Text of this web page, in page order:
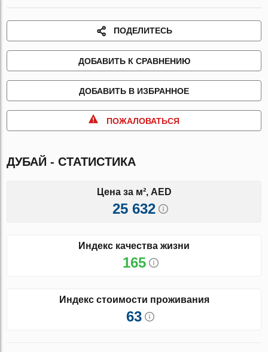
ПОДЕЛИТЕСЬ
ДОБАВИТЬ К СРАВНЕНИЮ
ДОБАВИТЬ В ИЗБРАННОЕ
ПОЖАЛОВАТЬСЯ
ДУБАЙ - СТАТИСТИКА
Цена за м², AED
25 632
Индекс качества жизни
165
Индекс стоимости проживания
63